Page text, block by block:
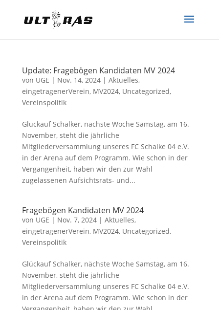
Update: Fragebögen Kandidaten MV 2024
von UGE | Nov. 14, 2024| Aktuelles,
eingetragenerVerein, MV2024, Uncategorized,
Vereinspolitik
Glückauf Schalker, nächste Woche Samstag, am 16.
November, steht die jährliche
Mitgliederversammlung unseres FC Schalke 04 e.V.
in der Arena auf dem Programm. Wie schon in der
Vergangenheit, haben wir den zur Wahl
zugelassenen Aufsichtsrats- und...
Fragebögen Kandidaten MV 2024
von UGE | Nov. 7, 2024| Aktuelles,
eingetragenerVerein, MV2024, Uncategorized,
Vereinspolitik
Glückauf Schalker, nächste Woche Samstag, am 16.
November, steht die jährliche
Mitgliederversammlung unseres FC Schalke 04 e.V.
in der Arena auf dem Programm. Wie schon in der